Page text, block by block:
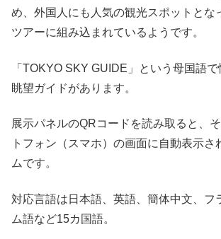
め、外国人にも人気の観光スポットとな
ツアーに組み込まれているようです。
「TOKYO SKY GUIDE」という母国語
眺望ガイドがあります。
展示パネルのQRコードを読み取ると、
トフォン（スマホ）の画面に自動表示さ
ムです。
対応言語は日本語、英語、簡体中文、フ
ム語など15カ国語。